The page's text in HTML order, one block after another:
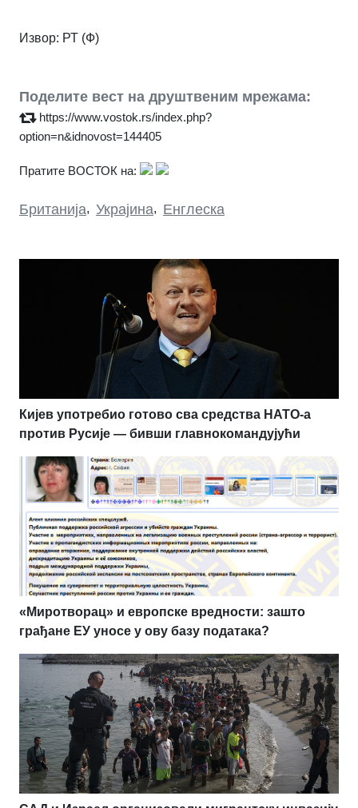
Извор: РТ (Ф)
Поделите вест на друштвеним мрежама:
https://www.vostok.rs/index.php?
option=n&idnovost=144405
Пратите ВОСТОК на:
Британија, Украјина, Енглеска
Кијев употребио готово сва средства НАТО-а
против Русије — бивши главнокомандујући
«Миротворац» и европске вредности: зашто
грађане ЕУ уносе у ову базу података?